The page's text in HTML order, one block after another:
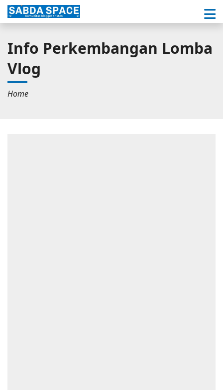
Info Perkembangan Lomba
Vlog
Home